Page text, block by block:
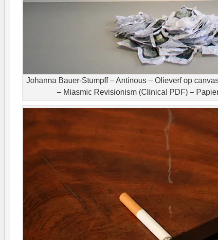
Johanna Bauer-Stumpff – Antinous – Olieverf op
– Miasmic Revisionism (Clinical PDF) –